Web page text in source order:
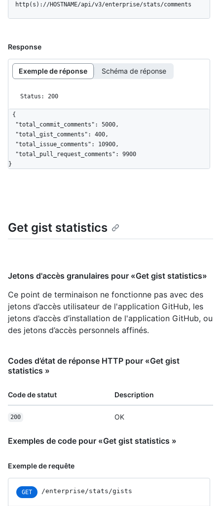
  http(s)://HOSTNAME/api/v3/enterprise/stats/comments
Response
Exemple de réponse Schéma de réponse
Status: 200
{
}
Get gist statistics
Jetons d'accès granulaires pour «Get gist statistics»
Ce point de terminaison ne fonctionne pas avec des
jetons d’accès utilisateur de l'application GitHub, les
jetons d’accès d’installation de l'application GitHub, ou
des jetons d’accès personnels affinés.
Codes d’état de réponse HTTP pour «Get gist
statistics »
Code de statut Description
200 OK
Exemples de code pour «Get gist statistics »
Exemple de requête
GET /enterprise/stats/gists